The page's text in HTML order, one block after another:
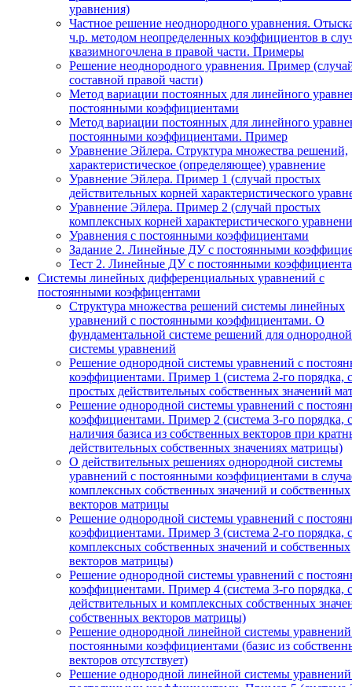
уравнения)
Частное решение неоднородного уравнения.
ч.р. методом неопределенных коэффициентов в
квазимногочлена в правой части. Примеры
Решение неоднородного уравнения. Пример
составной правой части)
Метод вариации постоянных для линейного
постоянными коэффициентами
Метод вариации постоянных для линейного
постоянными коэффициентами. Пример
Уравнение Эйлера. Структура множества решений,
характеристическое (определяющее) уравнение
Уравнение Эйлера. Пример 1 (случай простых
действительных корней характеристического
Уравнение Эйлера. Пример 2 (случай простых
комплексных корней характеристического
Уравнения с постоянными коэффициентами
Задание 2. Линейные ДУ с постоянными
Тест 2. Линейные ДУ с постоянными
Системы линейных дифференциальных уравнений с
постоянными коэффицентами
Структура множества решений системы линейных
уравнений с постоянными коэффициентами. О
фундаментальной системе решений для однородной
системы уравнений
Решение однородной системы уравнений с
коэффициентами. Пример 1 (система 2-го порядка,
простых действительных собственных значений
Решение однородной системы уравнений с
коэффициентами. Пример 2 (система 3-го порядка,
наличия базиса из собственных векторов при
действительных собственных значениях матрицы)
О действительных решениях однородной системы
уравнений с постоянными коэффициентами в
комплексных собственных значений и собственных
векторов матрицы
Решение однородной системы уравнений с
коэффициентами. Пример 3 (система 2-го порядка,
комплексных собственных значений и собственных
векторов матрицы)
Решение однородной системы уравнений с
коэффициентами. Пример 4 (система 3-го порядка,
действительных и комплексных собственных
собственных векторов матрицы)
Решение однородной линейной системы
постоянными коэффициентами (базис из
векторов отсутствует)
Решение однородной линейной системы